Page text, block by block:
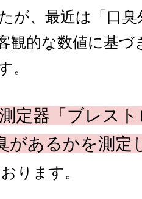
が、最近は「口
観的な数値に基
。
定器「ブレス
があるかを測定
ります。